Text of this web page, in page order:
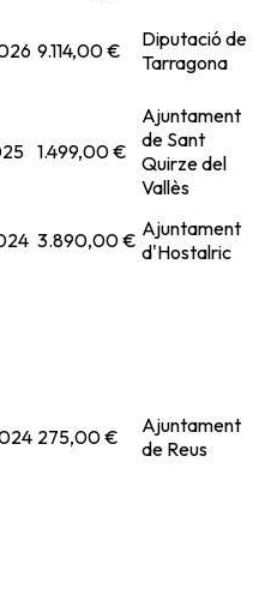
9.114,00 €
Diputació de
Tarragona
1.499,00 €
Ajuntament
de Sant
Quirze del
Vallès
3.890,00 € Ajuntament
d'Hostalric
275,00 €
Ajuntament
de Reus